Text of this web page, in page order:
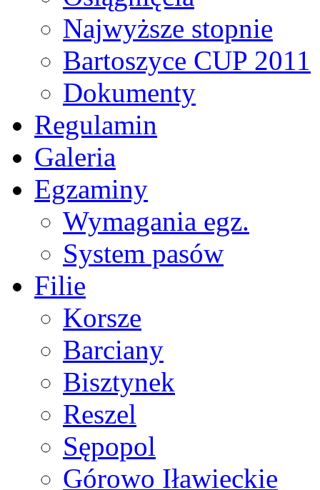
Najwyższe stopnie
Bartoszyce CUP 2011
Dokumenty
Regulamin
Galeria
Egzaminy
Wymagania egz.
System pasów
Filie
Korsze
Barciany
Bisztynek
Reszel
Sępopol
Górowo Iławieckie